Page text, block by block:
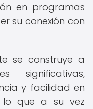
en programas
su conexión con
se construye a
significativas,
y facilidad en
lo que a su vez